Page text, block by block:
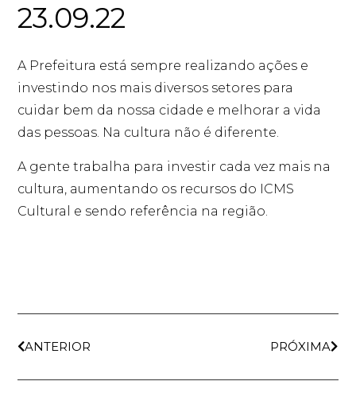
23.09.22
A Prefeitura está sempre realizando ações e
investindo nos mais diversos setores para
cuidar bem da nossa cidade e melhorar a vida
das pessoas. Na cultura não é diferente.
A gente trabalha para investir cada vez mais na
cultura, aumentando os recursos do ICMS
Cultural e sendo referência na região.
ANTERIOR PRÓXIMA